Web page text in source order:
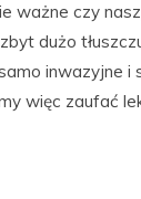
ważne czy
dużo
inwazyjne i
więc zaufać